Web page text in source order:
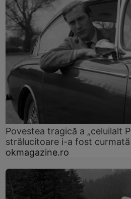
Povestea tragică a „celuilalt
strălucitoare i-a fost
okmagazine.ro